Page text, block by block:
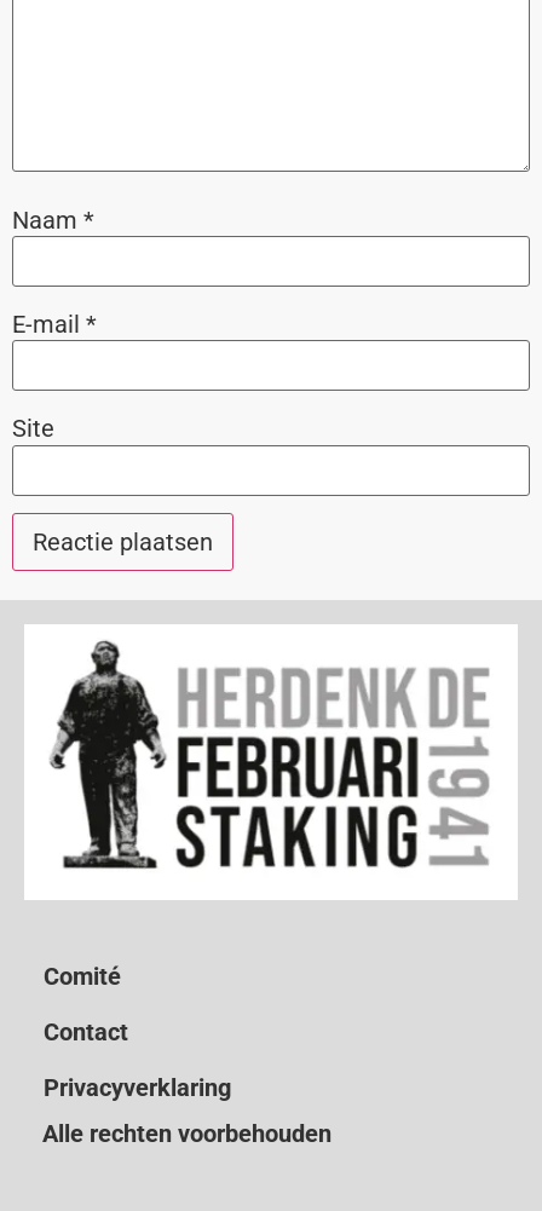
Naam *
E-mail *
Site
Comité
Contact
Privacyverklaring
Alle rechten voorbehouden